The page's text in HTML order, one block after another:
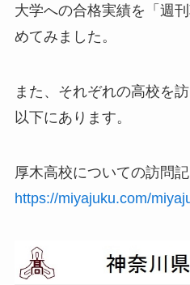
大学への合格実績を「週
めてみました。
また、それぞれの高校を
以下にあります。
厚木高校についての訪問
https://miyajuku.com/